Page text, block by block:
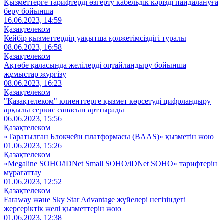
Қызметтерге тарифтерді өзгерту кабельдік кәрізді пайдалануға
беру бойынша
16.06.2023, 14:59
Қазақтелеком
Кейбір қызметтердің уақытша қолжетімсіздігі туралы
08.06.2023, 16:58
Қазақтелеком
Ақтөбе қаласында желілерді оңтайландыру бойынша
жұмыстар жүргізу
08.06.2023, 16:23
Қазақтелеком
"Қазақтелеком" клиенттерге қызмет көрсетуді цифрландыру
арқылы сервис сапасын арттырады
06.06.2023, 15:56
Қазақтелеком
«Таратылған Блокчейн платформасы (BAAS)» қызметін жою
01.06.2023, 15:26
Қазақтелеком
«Megaline SOHO/iDNet Small SOHO/iDNet SOHO» тарифтерін
мұрағаттау
01.06.2023, 12:52
Қазақтелеком
Faraway және Sky Star Advantage жүйелері негізіндегі
жерсеріктік желі қызметтерін жою
01.06.2023, 12:38